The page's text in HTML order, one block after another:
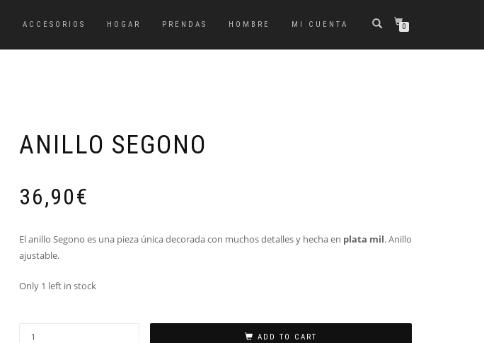
ACCESORIOS HOGAR PRENDAS HOMBRE MI CUENTA 0
ANILLO SEGONO
36,90€
El anillo Segono es una pieza única decorada con muchos detalles y hecha en plata mil. Anillo
ajustable.
Only 1 left in stock
ADD TO CART